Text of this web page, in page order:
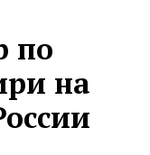
по
на